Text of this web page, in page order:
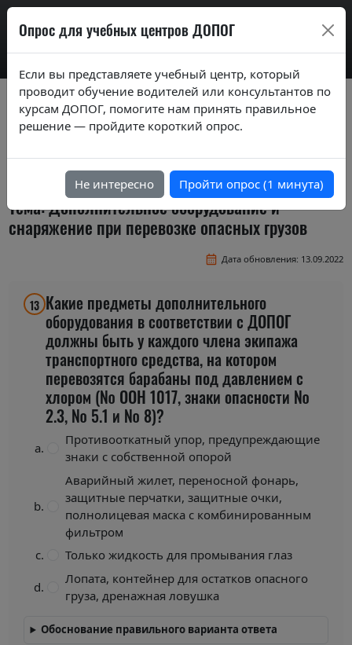
AdrExam
Вопросы экзаменационных билетов по
курсам ДОПОГ ver. 2020
Экзаменационные задания (тестовые
вопросы) по темам базового курса
Тема: Дополнительное оборудование и
снаряжение при перевозке опасных грузов
Дата обновления: 13.09.2022
13 Какие предметы дополнительного
оборудования в соответствии с ДОПОГ
должны быть у каждого члена экипажа
транспортного средства, на котором
перевозятся барабаны под давлением с
хлором (№ ООН 1017, знаки опасности №
2.3, № 5.1 и № 8)?
Противооткатный упор, предупреждающие
знаки с собственной опорой
Аварийный жилет, переносной фонарь,
защитные перчатки, защитные очки,
полнолицевая маска с комбинированным
фильтром
Только жидкость для промывания глаз
Лопата, контейнер для остатков опасного
груза, дренажная ловушка
Обоснование правильного варианта ответа
Опрос для учебных центров ДОПОГ
Если вы представляете учебный центр, который
проводит обучение водителей или консультантов по
курсам ДОПОГ, помогите нам принять правильное
решение — пройдите короткий опрос.
Не интересно Пройти опрос (1 минута)